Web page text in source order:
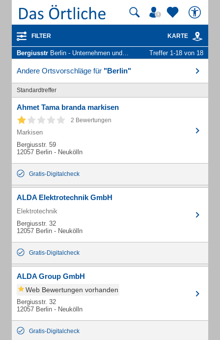
FILTER KARTE
Bergiusstr Berlin - Unternehmen und Personen Treffer 1-18 von 18
Andere Ortsvorschläge für "Berlin"
Standardtreffer
Ahmet Tama branda markisen
2 Bewertungen
Markisen
Bergiusstr. 59
12057 Berlin - Neukölln
Gratis-Digitalcheck
ALDA Elektrotechnik GmbH
Elektrotechnik
Bergiusstr. 32
12057 Berlin - Neukölln
Gratis-Digitalcheck
ALDA Group GmbH
Web Bewertungen vorhanden
Bergiusstr. 32
12057 Berlin - Neukölln
Gratis-Digitalcheck